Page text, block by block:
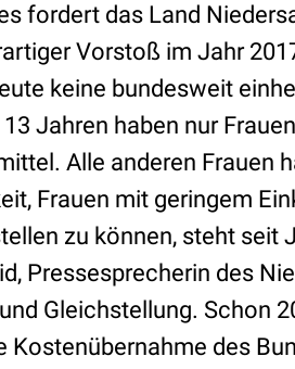
fordert das Land
Vorstoß im Jahr
keine bundesweit
Jahren haben nur
Alle anderen Frauen
Frauen mit geringem
zu können, steht seit
Pressesprecherin des
Gleichstellung. Schon
Kostenübernahme des